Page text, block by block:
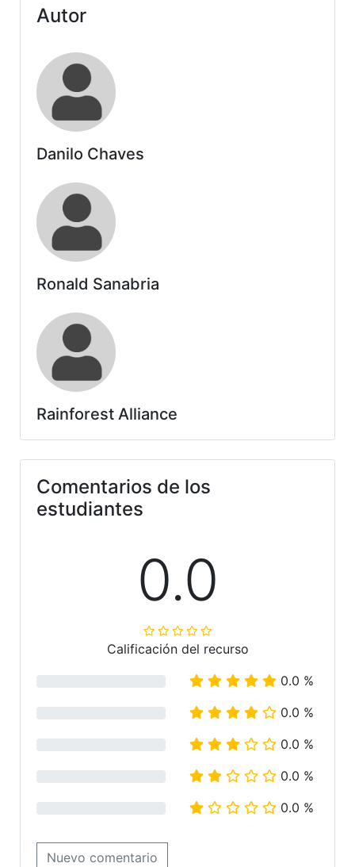
Autor
Danilo Chaves
Ronald Sanabria
Rainforest Alliance
Comentarios de los
estudiantes
0.0
Calificación del recurso
0.0 %
0.0 %
0.0 %
0.0 %
0.0 %
Nuevo comentario